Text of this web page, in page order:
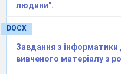
людини".
DOCX
Завдання з інформатики
вивченого матеріалу з